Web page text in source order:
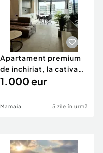
Apartament premium
de inchiriat, la cativa
pasi de plaja
1.000 eur
Mamaia 5 zile în urmă